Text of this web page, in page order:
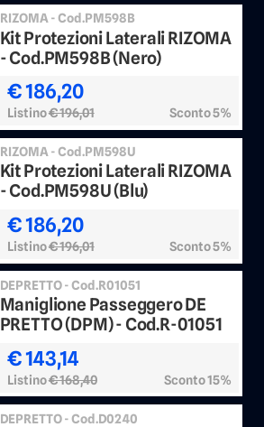
RIZOMA - Cod.PM598B
Kit Protezioni Laterali RIZOMA
- Cod.PM598B (Nero)
€ 186,20
Listino€ 196,01 Sconto 5%
RIZOMA - Cod.PM598U
Kit Protezioni Laterali RIZOMA
- Cod.PM598U (Blu)
€ 186,20
Listino€ 196,01 Sconto 5%
DEPRETTO - Cod.R01051
Maniglione Passeggero DE
PRETTO (DPM) - Cod.R-01051
€ 143,14
Listino€ 168,40 Sconto 15%
DEPRETTO - Cod.D0240